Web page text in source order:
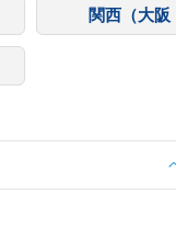
関西（大